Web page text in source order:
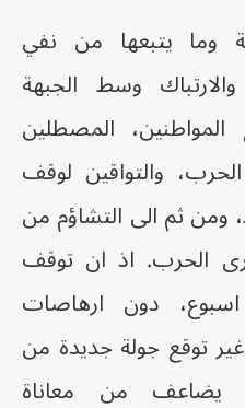
وما يتبعها من نفي
والارتباك وسط الجبهة
المصطلين
والتواقين لوقف
ومن ثم الى التشاؤم من
الحرب. اذ ان توقف
دون ارهاصات
غير توقع جولة جديدة من
يضاعف من معاناة